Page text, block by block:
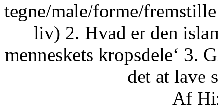
tegne/male/forme/
liv) 2. Hvad er den
menneskets kropsdele‘ 3.
det at lave
Af